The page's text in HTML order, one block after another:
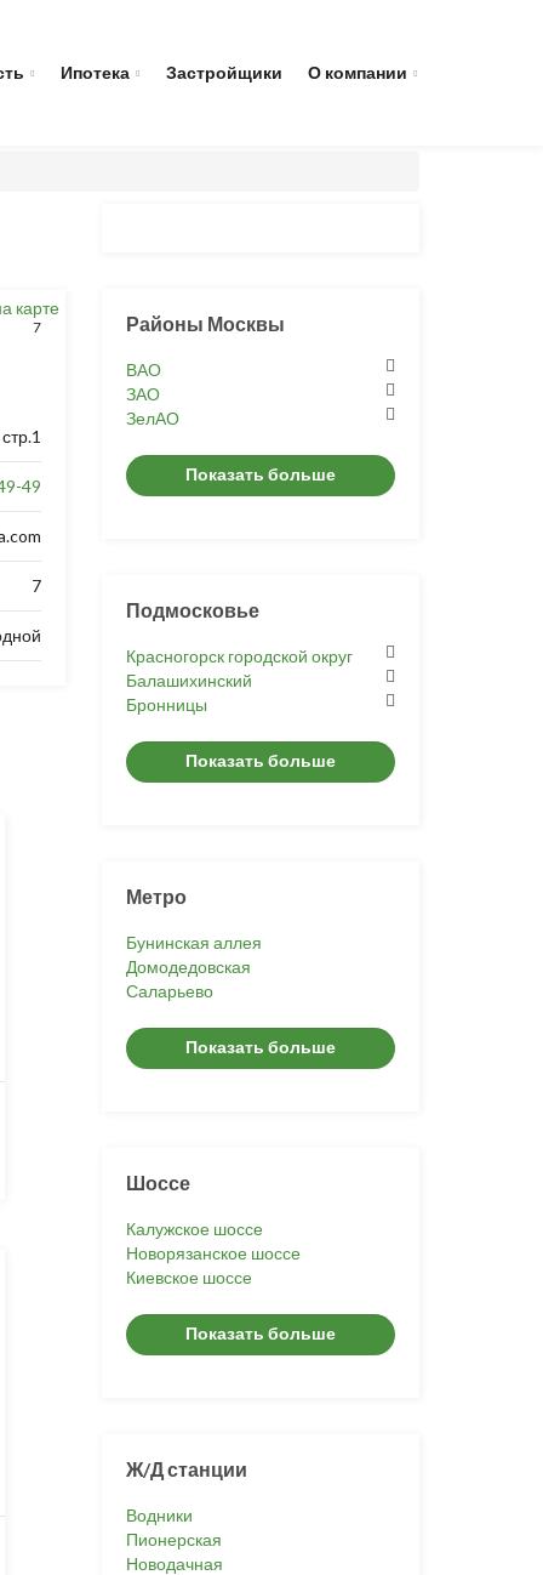
Ипотека Застройщики О компании
карте
7
49
7
Районы Москвы
ВАО
ЗАО
ЗелАО
Показать больше
Подмосковье
Красногорск городской округ
Балашихинский
Бронницы
Показать больше
Метро
Бунинская аллея
Домодедовская
Саларьево
Показать больше
Шоссе
Калужское шоссе
Новорязанское шоссе
Киевское шоссе
Показать больше
Ж/Д станции
Водники
Пионерская
Новодачная